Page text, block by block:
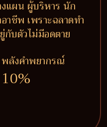
งแผน ผู้บริหาร นัก
าชีพ เพราะฉลาดทำ
บตัวไม่มีอดตาย
พลังคำพยากรณ์
10%